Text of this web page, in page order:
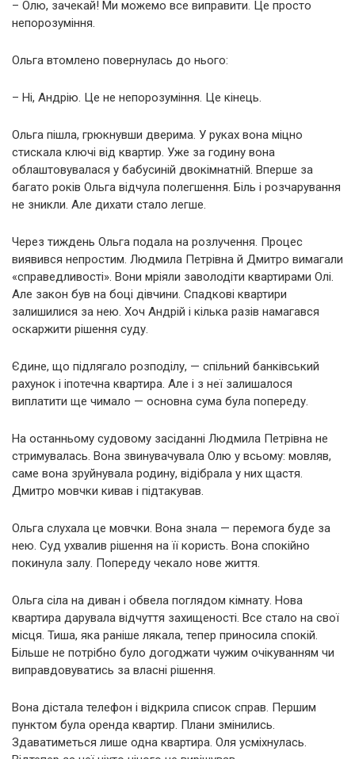
– Олю, зачекай! Ми можемо все виправити. Це просто
непорозуміння.
Ольга втомлено повернулась до нього:
– Ні, Андрію. Це не непорозуміння. Це кінець.
Ольга пішла, грюкнувши дверима. У руках вона міцно
стискала ключі від квартир. Уже за годину вона
облаштовувалася у бабусиній двокімнатній. Вперше за
багато років Ольга відчула полегшення. Біль і розчарування
не зникли. Але дихати стало легше.
Через тиждень Ольга подала на розлучення. Процес
виявився непростим. Людмила Петрівна й Дмитро вимагали
«справедливості». Вони мріяли заволодіти квартирами Олі.
Але закон був на боці дівчини. Спадкові квартири
залишилися за нею. Хоч Андрій і кілька разів намагався
оскаржити рішення суду.
Єдине, що підлягало розподілу, — спільний банківський
рахунок і іпотечна квартира. Але і з неї залишалося
виплатити ще чимало — основна сума була попереду.
На останньому судовому засіданні Людмила Петрівна не
стримувалась. Вона звинувачувала Олю у всьому: мовляв,
саме вона зруйнувала родину, відібрала у них щастя.
Дмитро мовчки кивав і підтакував.
Ольга слухала це мовчки. Вона знала — перемога буде за
нею. Суд ухвалив рішення на її користь. Вона спокійно
покинула залу. Попереду чекало нове життя.
Ольга сіла на диван і обвела поглядом кімнату. Нова
квартира дарувала відчуття захищеності. Все стало на свої
місця. Тиша, яка раніше лякала, тепер приносила спокій.
Більше не потрібно було догоджати чужим очікуванням чи
виправдовуватись за власні рішення.
Вона дістала телефон і відкрила список справ. Першим
пунктом була оренда квартир. Плани змінились.
Здаватиметься лише одна квартира. Оля усміхнулась.